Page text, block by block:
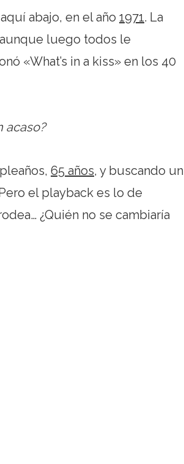
abajo, en el año 1971. La
luego todos le
«What’s in a kiss» en los 40
acaso?
65 años, y buscando un
el playback es lo de
¿Quién no se cambiaría